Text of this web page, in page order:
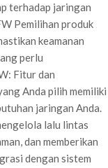
terhadap jaringan
Pemilihan produk
keamanan
perlu
Fitur dan
Anda pilih memiliki
jaringan Anda.
lalu lintas
dan memberikan
dengan sistem